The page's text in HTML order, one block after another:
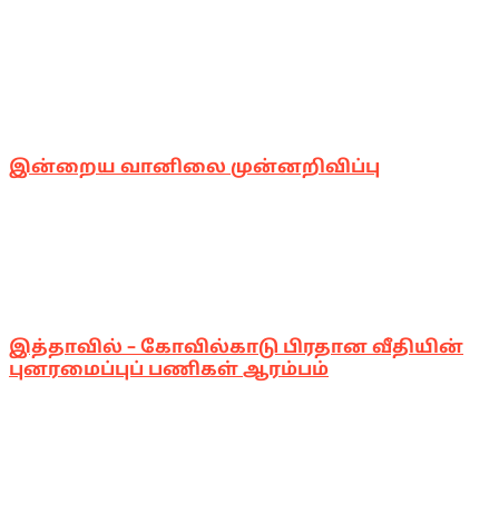
இன்றைய வானிலை முன்னறிவிப்பு
இத்தாவில் – கோவில்காடு பிரதான வீதியின்
புனரமைப்புப் பணிகள் ஆரம்பம்